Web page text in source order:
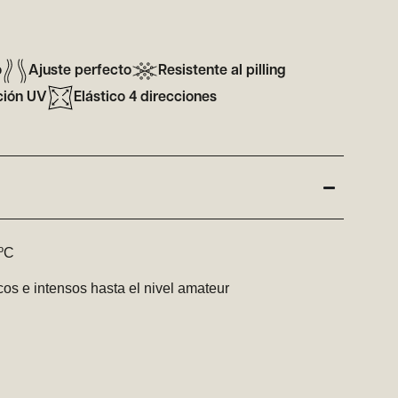
Ajuste perfecto
Resistente al pilling
UV
Elástico 4 direcciones
e intensos hasta el nivel amateur